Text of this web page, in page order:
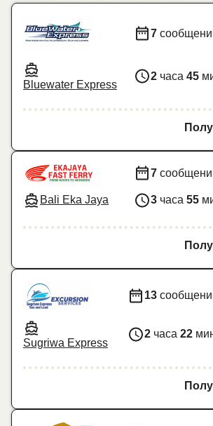
Bluewater Express
7
2 часа 45
Bali Eka Jaya
7
3 часа 55
Sugriwa Express
13
2 часа 22